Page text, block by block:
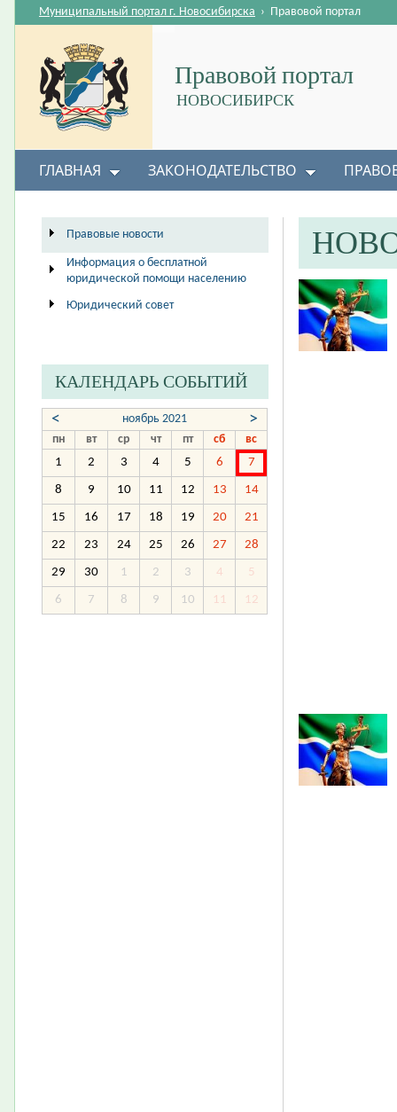
Правовой портал
НОВОСИБИРСК
Муниципальный портал г. Новосибирска › Правовой портал
ГЛАВНАЯ ЗАКОНОДАТЕЛЬСТВО
Правовые новости
Информация о бесплатной
юридической помощи населению
Юридический совет
КАЛЕНДАРЬ СОБЫТИЙ
< ноябрь 2021 >
пн вт ср чт пт сб
вс
1
2 3 4 5 6 7
8 9 10 11 12 13 14
15 16 17 18 19 20 21
22 23 24 25 26 27 28
29 30 1 2 3 4 5
6 7 8 9 10 11 12